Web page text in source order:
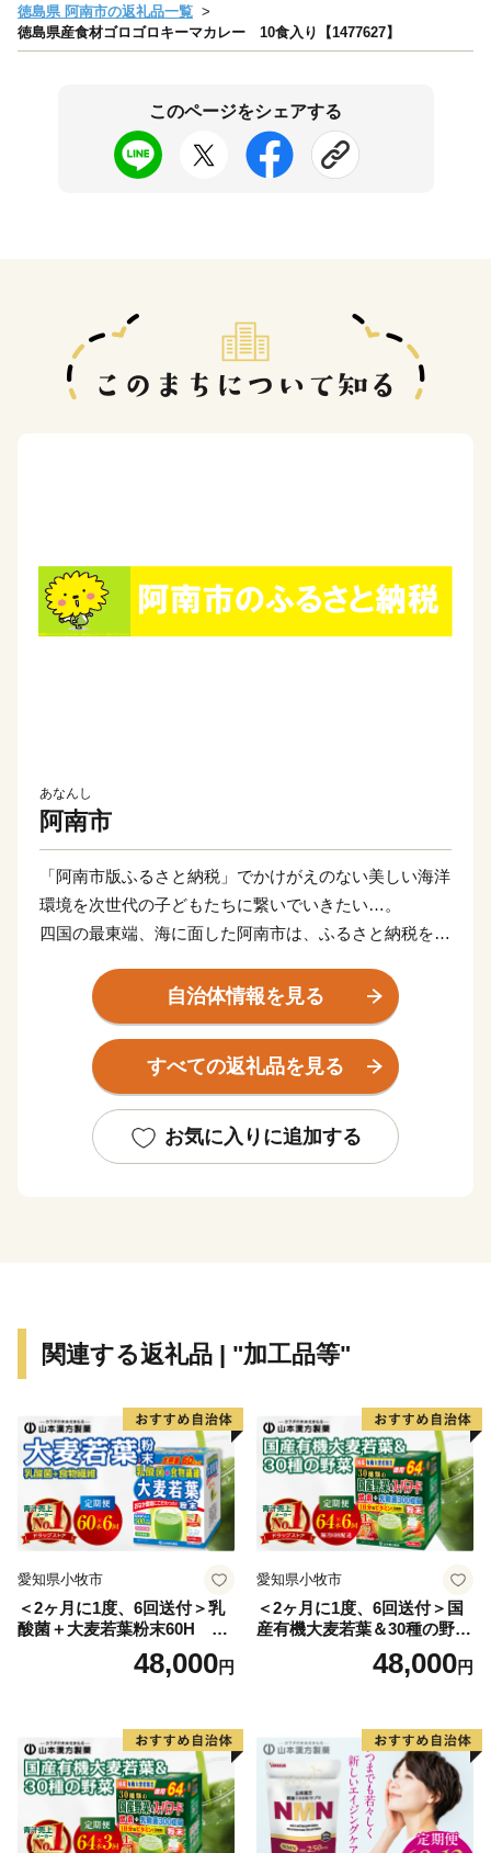
徳島県 阿南市の返礼品一覧
徳島県産食材ゴロゴロキーマカレー 10食入り【1477627】
このページをシェアする
あなんし
阿南市
「阿南市版ふるさと納税」でかけがえのない美しい海洋
環境を次世代の子どもたちに繋いでいきたい…。
四国の最東端、海に面した阿南市は、ふるさと納税を通
に対して真摯に向き合い、アクションをおこし、普及し
ていくことによって、持続可能な社会づくりを実現して
いく「阿南市オリジナル」の制度運用を行っています。
返礼品を提供するのは「EARTH SHIP PARTNER
では、このESPA事業者とともに新たなムーブメントを
起こしていきます！
自治体情報を見る
すべての返礼品を見る
お気に入りに追加する
関連する返礼品 | "加工品等"
愛知県小牧市
＜2ヶ月に1度、6回送付＞乳
酸菌＋大麦若葉粉末60H 山
48,000円
愛知県小牧市
＜2ヶ月に1度、6回送付＞国
産有機大麦若葉＆30種の野
菜 山本漢方 定期便
48,000円